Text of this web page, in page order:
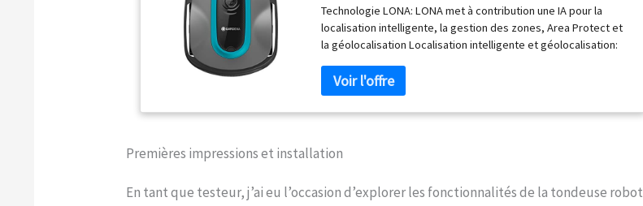
passerelle Smart, Version FR/NL (19601-66)
Technologie LONA: LONA met à contribution une IA pour la
localisation intelligente, la gestion des zones, Area Protect et
la géolocalisation Localisation intelligente et géolocalisation:
précise de la zone de coupe et localisation de la tondeuse
robot en temps réel Pour une pelouse verte: La gestion des
zones permet de définir pour différents espaces l’intensité de
Area-Protect Contrôle direct: L’application intelligente
tondeuse-robot smart SILENO city 250, 1 x passerelle smart, 1
Premières impressions et installation
En tant que testeur, j’ai eu l’occasion d’explorer les fonctionnalités de la tondeuse robot